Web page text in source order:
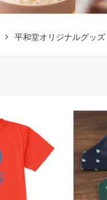
平和堂オリジナルグッズ